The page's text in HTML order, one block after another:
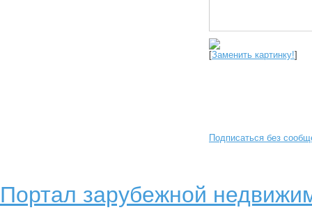
[Заменить картинку!]
Подписаться без
Портал зарубежной